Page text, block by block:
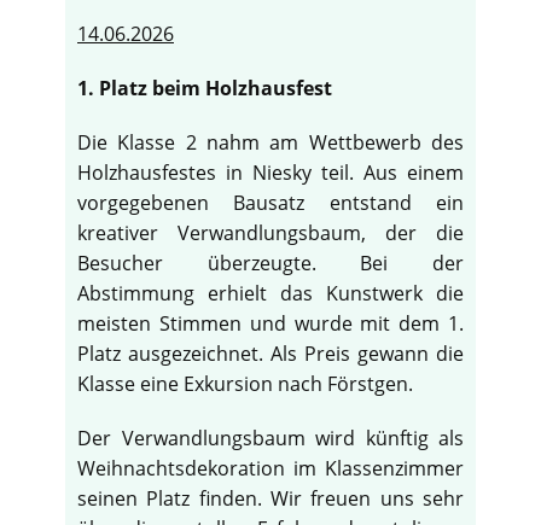
14.06.2026
1. Platz beim Holzhausfest
Die Klasse 2 nahm am Wettbewerb des
Holzhausfestes in Niesky teil. Aus einem
vorgegebenen Bausatz entstand ein
kreativer Verwandlungsbaum, der die
Besucher überzeugte. Bei der
Abstimmung erhielt das Kunstwerk die
meisten Stimmen und wurde mit dem 1.
Platz ausgezeichnet. Als Preis gewann die
Klasse eine Exkursion nach Förstgen.
Der Verwandlungsbaum wird künftig als
Weihnachtsdekoration im Klassenzimmer
seinen Platz finden. Wir freuen uns sehr